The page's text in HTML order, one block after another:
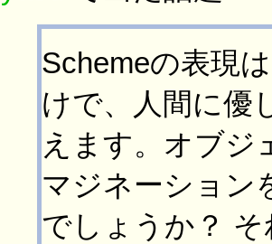
Schemeの表現
けで、人間に優
えます。オブジ
マジネーション
でしょうか？